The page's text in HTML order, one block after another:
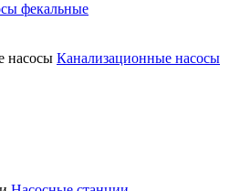
фекальные
Канализационные насосы